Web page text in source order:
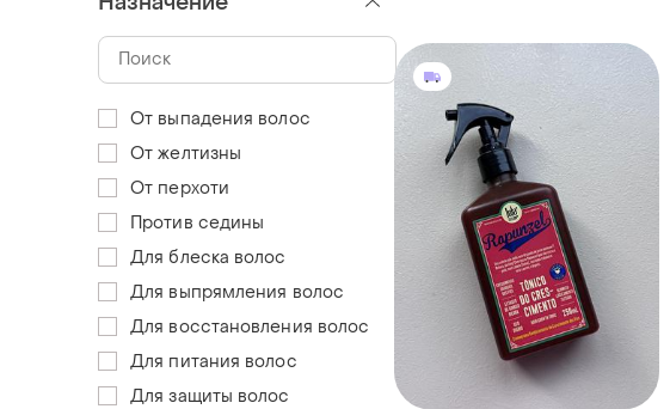
От выпадения волос
От желтизны
От перхоти
Против седины
Для блеска волос
Для выпрямления волос
Для восстановления волос
Для питания волос
Для защиты волос